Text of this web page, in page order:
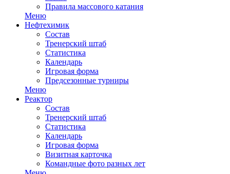
Правила массового катания
Меню
Нефтехимик
Состав
Тренерский штаб
Статистика
Календарь
Игровая форма
Предсезонные турниры
Меню
Реактор
Состав
Тренерский штаб
Статистика
Календарь
Игровая форма
Визитная карточка
Командные фото разных лет